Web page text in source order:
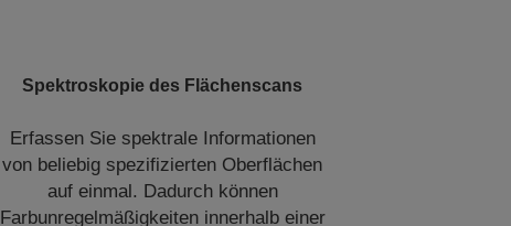
Spektroskopie des Flächenscans
Erfassen Sie spektrale Informationen
von beliebig spezifizierten Oberflächen
auf einmal. Dadurch können
Farbunregelmäßigkeiten innerhalb einer